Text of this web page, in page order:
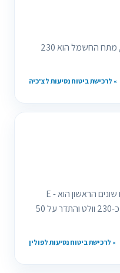
שקע החשמל בצ'כיה הוא E וגם-C, מתח החשמל הוא 230
» לרכישת ביטוח נסיעות לצ'כיה
שקע חשמל בפולין הוא בשני סוגים שונים הראשון הוא - E
והשני הוא -C. המתח בשקעים הוא כ-230 וולט והתדר על 50
» לרכישת ביטוח נסיעות לפולין